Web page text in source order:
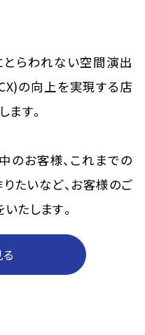
とらわれない空間演出
の向上を実現する店
ます。
のお客様、これまでの
たいなど、お客様のご
たします。